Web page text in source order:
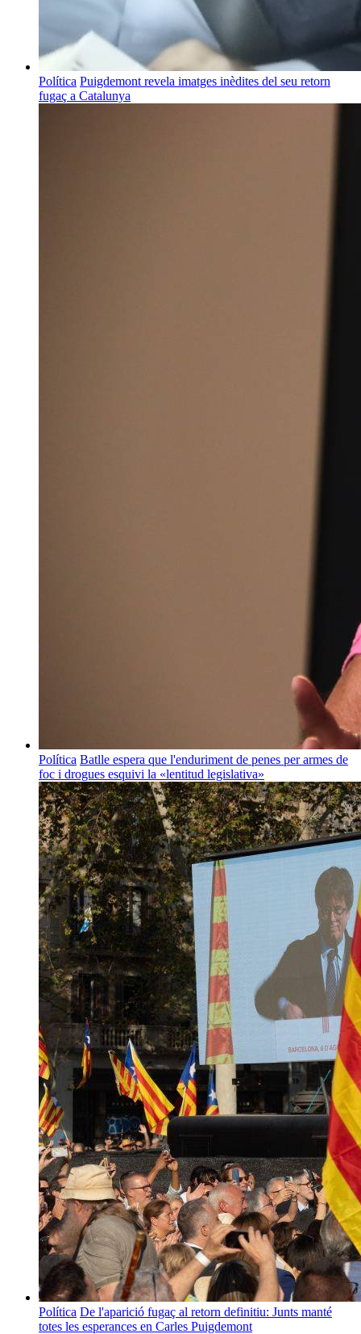
Política Puigdemont revela imatges inèdites del seu retorn
fugaç a Catalunya
Política Batlle espera que l'enduriment de penes per armes de
foc i drogues esquivi la «lentitud legislativa»
Política De l'aparició fugaç al retorn definitiu: Junts manté
totes les esperances en Carles Puigdemont